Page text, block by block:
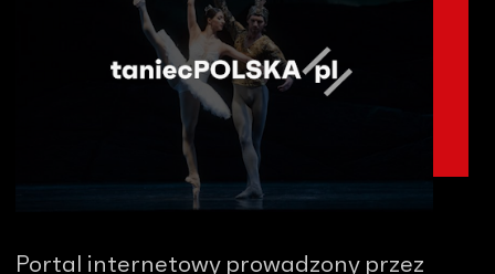
Portal internetowy prowadzony przez